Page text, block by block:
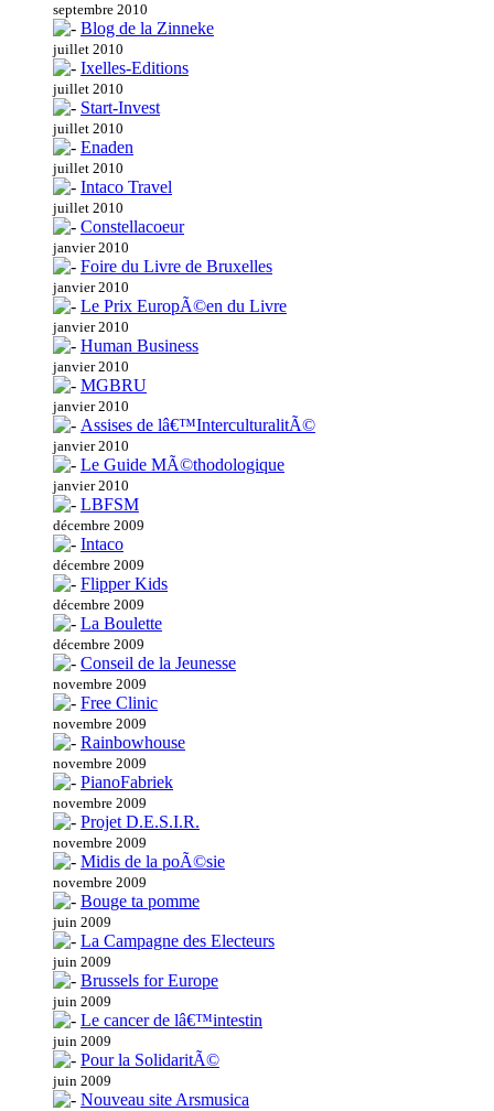
septembre 2010
Blog de la Zinneke
juillet 2010
Ixelles-Editions
juillet 2010
Start-Invest
juillet 2010
Enaden
juillet 2010
Intaco Travel
juillet 2010
Constellacoeur
janvier 2010
Foire du Livre de Bruxelles
janvier 2010
Le Prix EuropÃ©en du Livre
janvier 2010
Human Business
janvier 2010
MGBRU
janvier 2010
Assises de lâ€™InterculturalitÃ©
janvier 2010
Le Guide MÃ©thodologique
janvier 2010
LBFSM
décembre 2009
Intaco
décembre 2009
Flipper Kids
décembre 2009
La Boulette
décembre 2009
Conseil de la Jeunesse
novembre 2009
Free Clinic
novembre 2009
Rainbowhouse
novembre 2009
PianoFabriek
novembre 2009
Projet D.E.S.I.R.
novembre 2009
Midis de la poÃ©sie
novembre 2009
Bouge ta pomme
juin 2009
La Campagne des Electeurs
juin 2009
Brussels for Europe
juin 2009
Le cancer de lâ€™intestin
juin 2009
Pour la SolidaritÃ©
juin 2009
Nouveau site Arsmusica